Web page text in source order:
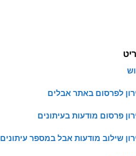
לפרסום באתר אבלים
פרסום מודעות בעיתונים
שילוב מודעות אבל במספר עיתונים